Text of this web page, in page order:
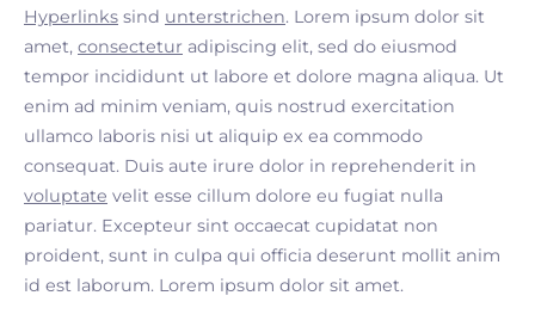
Hyperlinks sind unterstrichen. Lorem ipsum dolor sit
amet, consectetur adipiscing elit, sed do eiusmod
tempor incididunt ut labore et dolore magna aliqua. Ut
enim ad minim veniam, quis nostrud exercitation
ullamco laboris nisi ut aliquip ex ea commodo
consequat. Duis aute irure dolor in reprehenderit in
voluptate velit esse cillum dolore eu fugiat nulla
pariatur. Excepteur sint occaecat cupidatat non
proident, sunt in culpa qui officia deserunt mollit anim
id est laborum. Lorem ipsum dolor sit amet.